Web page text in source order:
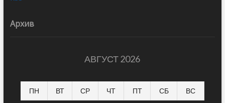
Архив
АВГУСТ 2026
ПН ВТ СР ЧТ ПТ СБ ВС